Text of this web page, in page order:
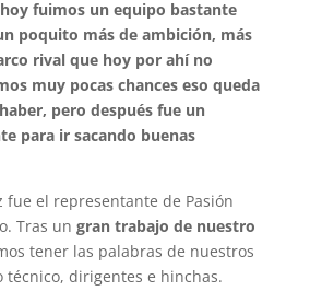
fuimos un equipo bastante
poquito más de ambición, más
rival que hoy por ahí no
muy pocas chances eso queda
pero después fue un
para ir sacando buenas
fue el representante de Pasión
Tras un gran trabajo de nuestro
tener las palabras de nuestros
técnico, dirigentes e hinchas.